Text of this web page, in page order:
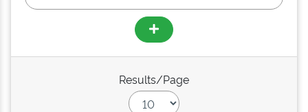
Results/Page